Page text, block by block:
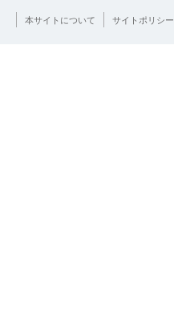
本サイトについて サイトポリシー